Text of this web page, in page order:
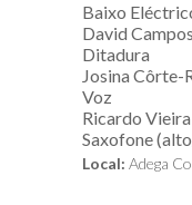
Baixo
David Campos
Ditadura
Josina Côrte-
Voz
Ricardo Vieira
Saxofone
Local: Adega